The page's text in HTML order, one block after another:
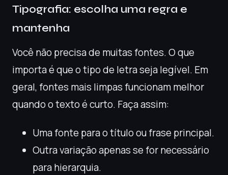
Tipografia: escolha uma regra e
mantenha
Você não precisa de muitas fontes. O que
importa é que o tipo de letra seja legível. Em
geral, fontes mais limpas funcionam melhor
quando o texto é curto. Faça assim:
Uma fonte para o título ou frase principal.
Outra variação apenas se for necessário
para hierarquia.